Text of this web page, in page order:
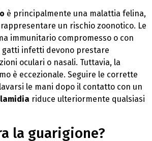
è principalmente una malattia felina,
un rischio zoonotico. Le
immunitario compromesso o con
infetti devono prestare
oculari o nasali. Tuttavia, la
è eccezionale. Seguire le corrette
le mani dopo il contatto con un
riduce ulteriormente qualsiasi
la guarigione?